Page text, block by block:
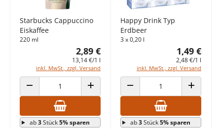
Starbucks Cappuccino
Eiskaffee
220 ml
2,89 €
13,14 €/1 l
inkl. MwSt., zzgl. Versand
ANZAHL VERRINGERN ANZAHL ERHÖHEN
ab3Stück5% sparen
Happy Drink Typ
Erdbeer
3 x 0,20 l
1,49 €
2,48 €/1 l
inkl. MwSt., zzgl. Versand
ANZAHL VERRINGERN ANZAHL
ab3Stück5% sparen